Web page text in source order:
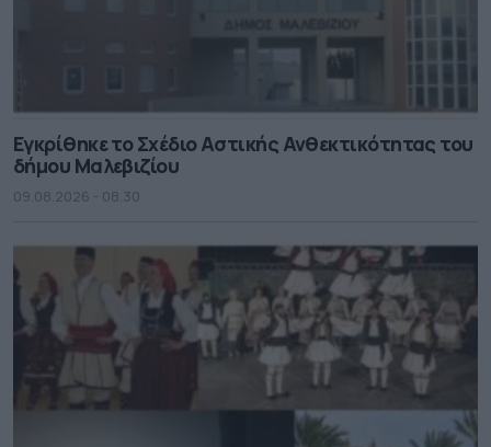
Εγκρίθηκε το Σχέδιο Αστικής Ανθεκτικότητας του
δήμου Μαλεβιζίου
09.08.2026 - 08.30